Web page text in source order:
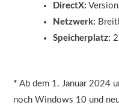
DirectX: Version
Netzwerk:
Speicherplatz:
* Ab dem 1. Januar 2024
noch Windows 10 und